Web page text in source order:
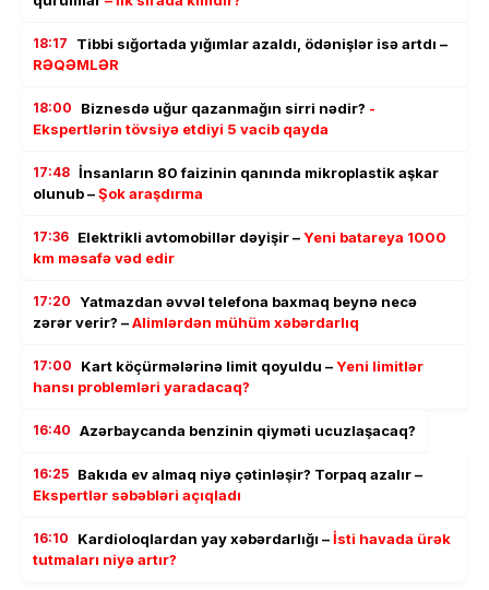
18:17
Tibbi sığortada yığımlar azaldı, ödənişlər isə artdı –
RƏQƏMLƏR
18:00 Biznesdə uğur qazanmağın sirri nədir? -
Ekspertlərin tövsiyə etdiyi 5 vacib qayda
17:48 İnsanların 80 faizinin qanında mikroplastik aşkar
olunub –Şok araşdırma
17:36 Elektrikli avtomobillər dəyişir –Yeni batareya 1000
km məsafə vəd edir
17:20 Yatmazdan əvvəl telefona baxmaq beynə necə
zərər verir? –Alimlərdən mühüm xəbərdarlıq
17:00 Kart köçürmələrinə limit qoyuldu –Yeni limitlər
hansı problemləri yaradacaq?
16:40 Azərbaycanda benzinin qiyməti ucuzlaşacaq?
16:25 Bakıda ev almaq niyə çətinləşir? Torpaq azalır –
Ekspertlər səbəbləri açıqladı
16:10 Kardioloqlardan yay xəbərdarlığı –İsti havada ürək
tutmaları niyə artır?